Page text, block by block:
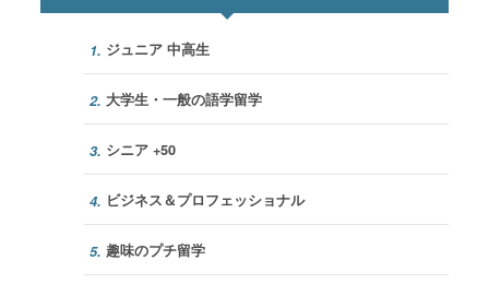
1. ジュニア 中高生
2. 大学生・一般の語学留学
3. シニア +50
4. ビジネス＆プロフェッショナル
5. 趣味のプチ留学